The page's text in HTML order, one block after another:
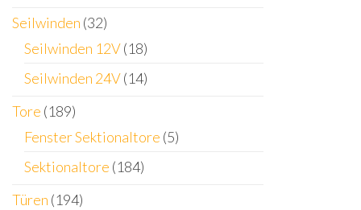
Seilwinden (32)
Seilwinden 12V(18)
Seilwinden 24V(14)
Tore (189)
Fenster Sektionaltore (5)
Sektionaltore (184)
Türen (194)